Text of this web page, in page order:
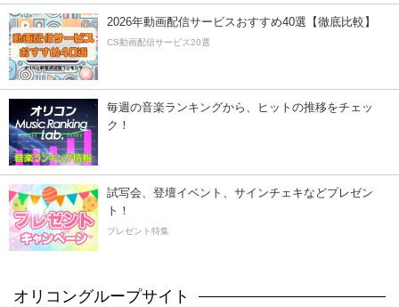
2026年動画配信サービスおすすめ40選【徹底比較】
CS動画配信サービス20選
毎週の音楽ランキングから、ヒットの推移をチェッ
ク！
試写会、登壇イベント、サインチェキなどプレゼン
ト！
プレゼント特集
オリコングループサイト